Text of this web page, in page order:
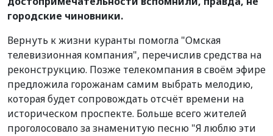
городские чиновники.
Вернуть к жизни куранты помогла "Омская
телевизионная компания", перечислив средства на
реконструкцию. Позже телекомпания в своём эфире
предложила горожанам самим выбрать мелодию,
которая будет сопровождать отсчёт времени на
историческом проспекте. Больше всего жителей
проголосовало за знаменитую песню "Я люблю эти